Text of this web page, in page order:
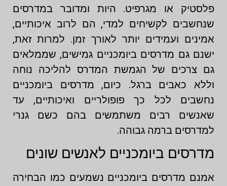
פלסטיק או מגרפיט. היות ומדובר במדרסים
שנחשבים לקשיחים למדי, הם לרוב איכותיים,
אמינים ועמידים יותר לאורך זמן. למרות זאת,
ישנם גם מדרסים ביומכניים גמישים, שממלאים
גם צרכים של הגמשת המדרס להליכה נוחה
וללא כאבים ברגל. כיום, מדרסים ביומכניים
נחשבים לכל כך פופולריים ואיכותיים, עד
שאנשים רבים משתמשים בהם כשם גנרי
למדרסים ברמה גבוהה.
מדרסים ביומכניים לאנשים שונים
אמנם מדרסים ביומכניים נשמעים כמו הבחירה